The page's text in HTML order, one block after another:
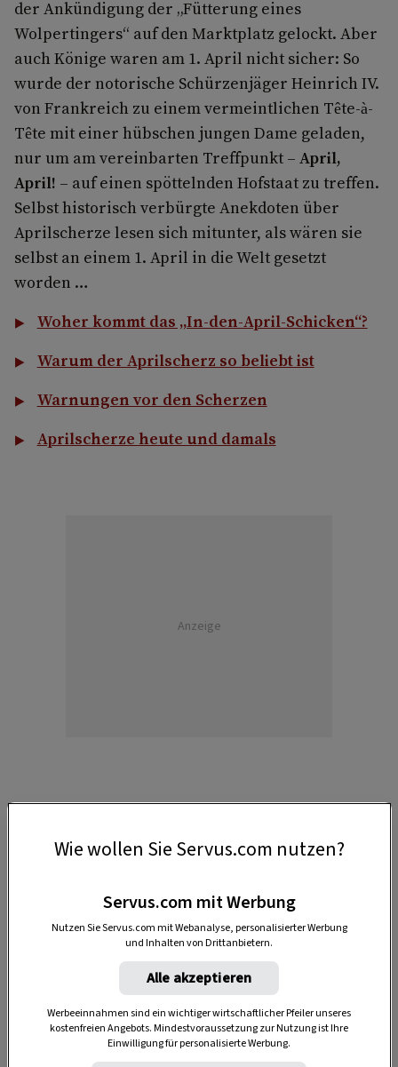
der Ankündigung der „Fütterung eines
Wolpertingers“ auf den Marktplatz gelockt. Aber
auch Könige waren am 1. April nicht sicher: So
wurde der notorische Schürzenjäger Heinrich IV.
von Frankreich zu einem vermeintlichen Tête-à-
Tête mit einer hübschen jungen Dame geladen,
nur um am vereinbarten Treffpunkt – April,
April! – auf einen spöttelnden Hofstaat zu treffen.
Selbst historisch verbürgte Anekdoten über
Aprilscherze lesen sich mitunter, als wären sie
selbst an einem 1. April in die Welt gesetzt
worden …
Woher kommt das „In-den-April-Schicken“?
Warum der Aprilscherz so beliebt ist
Warnungen vor den Scherzen
Aprilscherze heute und damals
Anzeige
Woher kommt das „In-den-April-
Schicken“?
In der Tat ist es nicht leicht, Dichtung von
Wahrheit zu trennen, wenn es um den alten
seine Wurzeln bis heute ungeklärt sind. „Die
Ursprünge kultureller Muster sind selten genau
herauszubekommen“, weiß Kulturanthropologe
Gunther Hirschfelder. So kursiert eine schier
Wie wollen Sie Servus.com nutzen?
Servus.com mit Werbung
Nutzen Sie Servus.com mit Webanalyse, personalisierter Werbung
und Inhalten von Drittanbietern.
Alle akzeptieren
Werbeeinnahmen sind ein wichtiger wirtschaftlicher Pfeiler unseres
kostenfreien Angebots. Mindestvoraussetzung zur Nutzung ist Ihre
Einwilligung für personalisierte Werbung.